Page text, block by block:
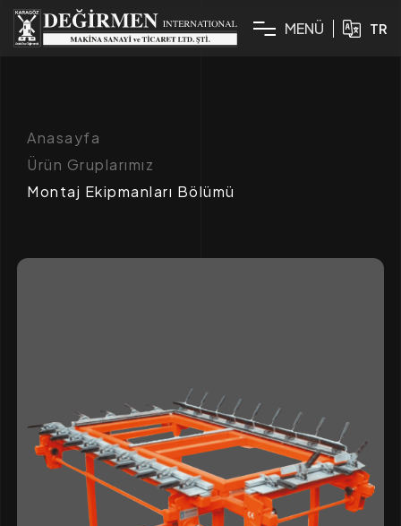
MENÜ TR
Anasayfa
Ürün Gruplarımız
Montaj Ekipmanları Bölümü